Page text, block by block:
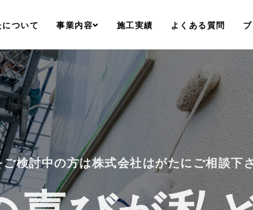
ついて 事業内容 施工実績 よくある質問
検討中の方は株式会社はがたにご相談下